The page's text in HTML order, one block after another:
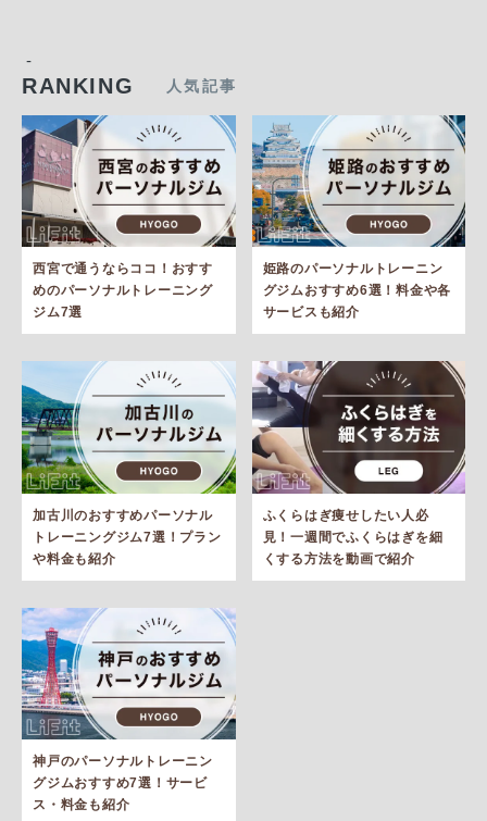
-
RANKING 人気記事
西宮で通うならココ！おすす
めのパーソナルトレーニング
ジム7選
姫路のパーソナルトレーニン
グジムおすすめ6選！料金や各
サービスも紹介
加古川のおすすめパーソナル
トレーニングジム7選！プラン
や料金も紹介
ふくらはぎ痩せしたい人必
見！一週間でふくらはぎを細
くする方法を動画で紹介
神戸のパーソナルトレーニン
グジムおすすめ7選！サービ
ス・料金も紹介